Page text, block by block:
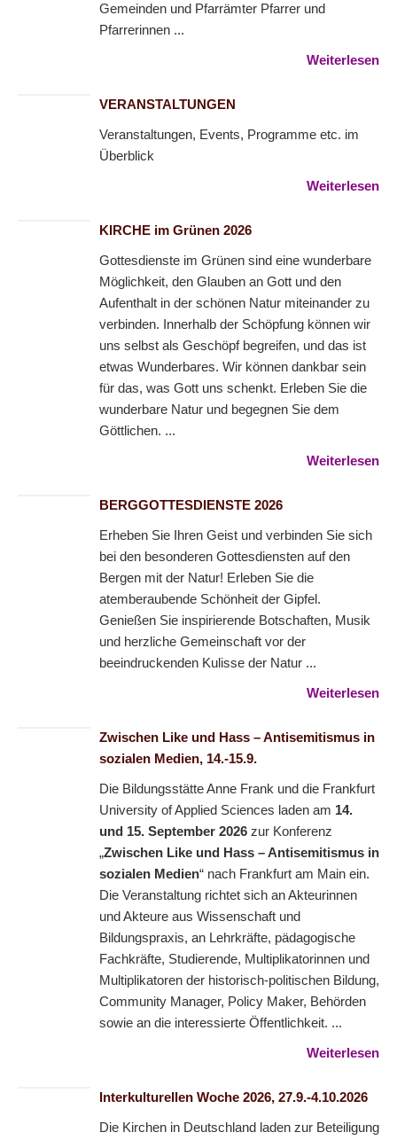
Gemeinden und Pfarrämter Pfarrer und
Pfarrerinnen ...
Weiterlesen
VERANSTALTUNGEN
Veranstaltungen, Events, Programme etc. im
Überblick
Weiterlesen
KIRCHE im Grünen 2026
Gottesdienste im Grünen sind eine wunderbare
Möglichkeit, den Glauben an Gott und den
Aufenthalt in der schönen Natur miteinander zu
verbinden. Innerhalb der Schöpfung können wir
uns selbst als Geschöpf begreifen, und das ist
etwas Wunderbares. Wir können dankbar sein
für das, was Gott uns schenkt. Erleben Sie die
wunderbare Natur und begegnen Sie dem
Göttlichen. ...
Weiterlesen
BERGGOTTESDIENSTE 2026
Erheben Sie Ihren Geist und verbinden Sie sich
bei den besonderen Gottesdiensten auf den
Bergen mit der Natur! Erleben Sie die
atemberaubende Schönheit der Gipfel.
Genießen Sie inspirierende Botschaften, Musik
und herzliche Gemeinschaft vor der
beeindruckenden Kulisse der Natur ...
Weiterlesen
Zwischen Like und Hass – Antisemitismus in
sozialen Medien, 14.-15.9.
Die Bildungsstätte Anne Frank und die Frankfurt
University of Applied Sciences laden am 14.
und 15. September 2026 zur Konferenz
„Zwischen Like und Hass – Antisemitismus in
sozialen Medien“ nach Frankfurt am Main ein.
Die Veranstaltung richtet sich an Akteurinnen
und Akteure aus Wissenschaft und
Bildungspraxis, an Lehrkräfte, pädagogische
Fachkräfte, Studierende, Multiplikatorinnen und
Multiplikatoren der historisch-politischen Bildung,
Community Manager, Policy Maker, Behörden
sowie an die interessierte Öffentlichkeit. ...
Weiterlesen
Interkulturellen Woche 2026, 27.9.-4.10.2026
Die Kirchen in Deutschland laden zur Beteiligung